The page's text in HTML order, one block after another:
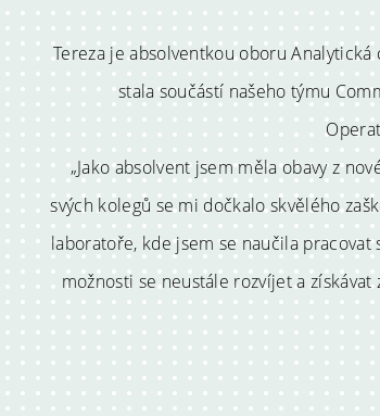
Tereza je absolventkou oboru
stala součástí našeho týmu
„Jako absolvent jsem měla obavy z
svých kolegů se mi dočkalo skvělého
laboratoře, kde jsem se naučila
možnosti se neustále rozvíjet a